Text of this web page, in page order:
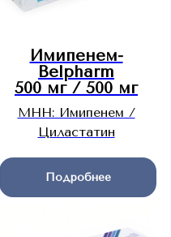
Имипенем-
Belpharm
500 мг / 500 мг
МНН: Имипенем /
Циластатин
Подробнее